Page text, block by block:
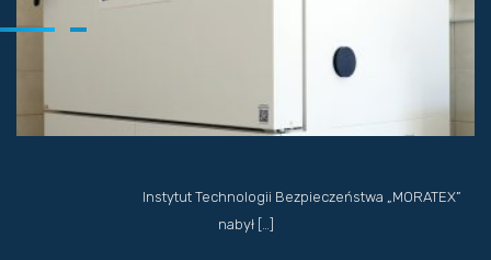
Instytut Technologii Bezpieczeństwa „MORATEX”
nabył […]